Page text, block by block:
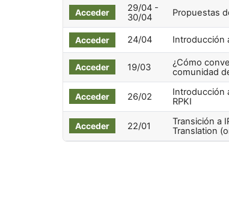
Acceder
29/04 -
30/04
Propuestas
Acceder 24/04 Introducción
Acceder 19/03
¿Cómo
comunidad
Acceder 26/02
Introducción
RPKI
Acceder 22/01
Transición a
Translation